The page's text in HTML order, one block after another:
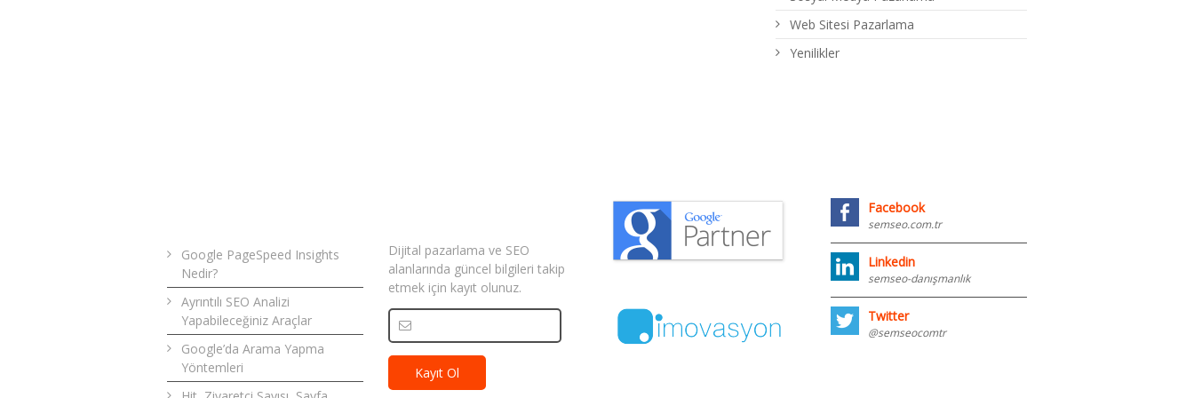
Web Sitesi Pazarlama
Yenilikler
Google PageSpeed Insights
Nedir?
Ayrıntılı SEO Analizi
Yapabileceğiniz Araçlar
Google’da Arama Yapma
Yöntemleri
Dijital pazarlama ve SEO
alanlarında güncel bilgileri takip
etmek için kayıt olunuz.
Facebook
semseo.com.tr
Linkedin
semseo-danışmanlık
Twitter
@semseocomtr